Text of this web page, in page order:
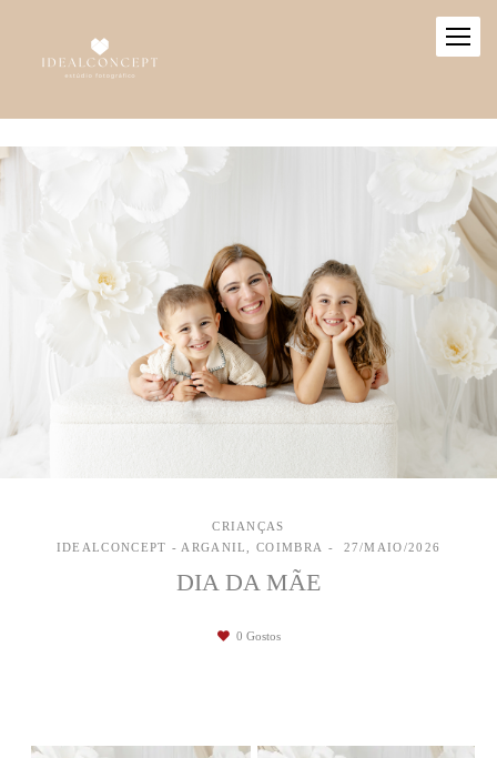
CRIANÇAS
IDEALCONCEPT - ARGANIL, COIMBRA
27/MAIO/2026
DIA DA MÃE
0 Gostos